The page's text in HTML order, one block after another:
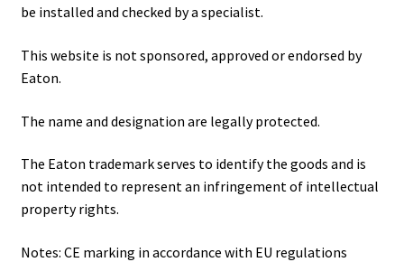
be installed and checked by a specialist.
This website is not sponsored, approved or endorsed by
Eaton.
The name and designation are legally protected.
The Eaton trademark serves to identify the goods and is
not intended to represent an infringement of intellectual
property rights.
Notes: CE marking in accordance with EU regulations